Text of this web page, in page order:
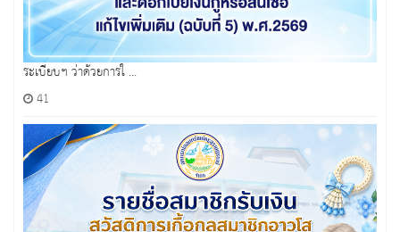
ระเบียบฯ ว่าด้วยการใ ...
41